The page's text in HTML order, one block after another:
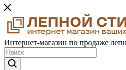
Интернет-магазин по продаже